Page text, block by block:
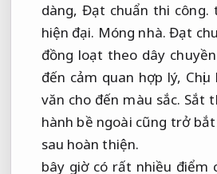
dàng, Đạt chuẩn thi công.
hiện đại. Móng nhà. Đạt
đồng loạt theo dây
đến cảm quan hợp lý,
văn cho đến màu sắc. Sắt
hành bề ngoài cũng trở
sau hoàn thiện.
bây giờ có rất nhiều điểm